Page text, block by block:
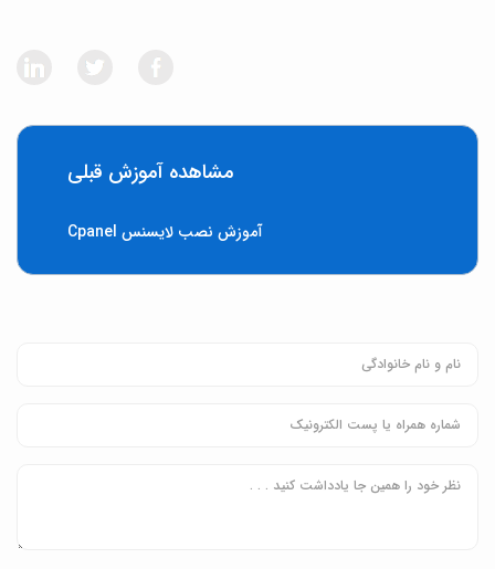
مشاهده آموزش قبلی
آموزش نصب لایسنس Cpanel